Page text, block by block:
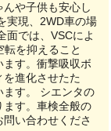
や子供も安心し
実現、2WD車の場
面では、VSCによ
を抑えること
す。衝撃吸収ボ
進化させたた
す。 シエンタの
ます。車検全般の
い合わせくださ